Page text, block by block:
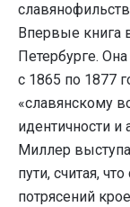
Впервые книга
Петербурге.
с 1865 по 1877
«славянскому
идентичности и
Миллер
пути, считая,
потрясений